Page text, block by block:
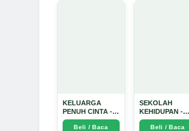
KELUARGA
PENUH CINTA -
Arda Dinata
Beli / Baca
SEKOLAH
KEHIDUPAN -
Arda Dinata
Beli / Baca